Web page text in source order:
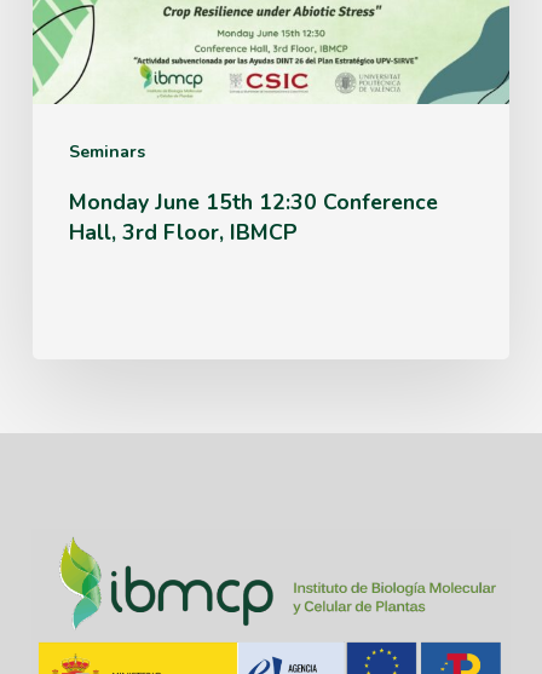
Seminars
Hall,
3rd
Floor,
IBMCP
Monday June 15th 12:30 Conference
Hall, 3rd Floor, IBMCP